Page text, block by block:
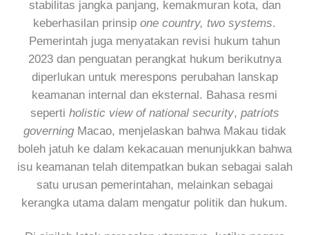
stabilitas jangka panjang, kemakmuran kota, dan
keberhasilan prinsip one country, two systems.
Pemerintah juga menyatakan revisi hukum tahun
2023 dan penguatan perangkat hukum berikutnya
diperlukan untuk merespons perubahan lanskap
keamanan internal dan eksternal. Bahasa resmi
seperti holistic view of national security, patriots
governingMacao, menjelaskan bahwa Makau tidak
boleh jatuh ke dalam kekacauan menunjukkan bahwa
isu keamanan telah ditempatkan bukan sebagai salah
satu urusan pemerintahan, melainkan sebagai
kerangka utama dalam mengatur politik dan hukum.